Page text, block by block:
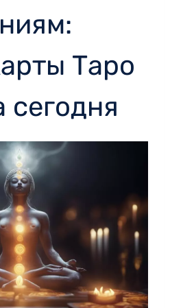
Таро
сегодня